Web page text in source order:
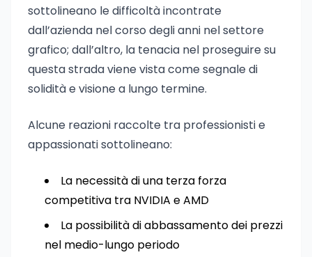
sottolineano le difficoltà incontrate
dall’azienda nel corso degli anni nel settore
grafico; dall’altro, la tenacia nel proseguire su
questa strada viene vista come segnale di
solidità e visione a lungo termine.
Alcune reazioni raccolte tra professionisti e
appassionati sottolineano:
La necessità di una terza forza
competitiva tra NVIDIA e AMD
La possibilità di abbassamento dei prezzi
nel medio-lungo periodo